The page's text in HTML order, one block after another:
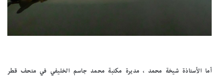
أما الأستاذة شيخة محمد ، مديرة مكتبة محمد جاسم الخليفي في متحف قطر